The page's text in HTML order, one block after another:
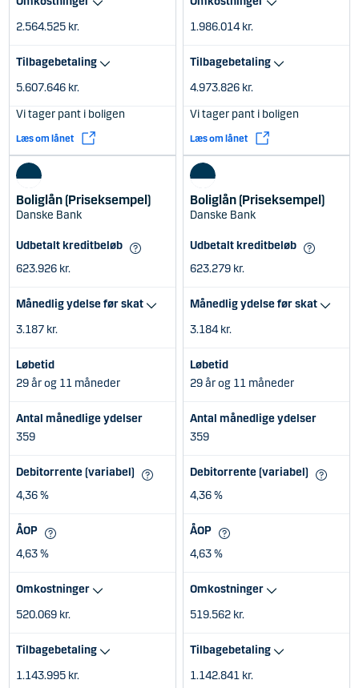
2.564.525 kr.
Tilbagebetaling
5.607.646 kr.
Vi tager pant i boligen
Læs om lånet
Boliglån (Priseksempel)
Danske Bank
Udbetalt kreditbeløb
623.926 kr.
Månedlig ydelse før skat
3.187 kr.
Løbetid
29 år og 11 måneder
Antal månedlige ydelser
359
Debitorrente (variabel)
4,36 %
ÅOP
4,63 %
Omkostninger
520.069 kr.
Tilbagebetaling
1.143.995 kr.
1.986.014 kr.
Tilbagebetaling
4.973.826 kr.
Vi tager pant i boligen
Læs om lånet
Boliglån (Priseksempel)
Danske Bank
Udbetalt kreditbeløb
623.279 kr.
Månedlig ydelse før skat
3.184 kr.
Løbetid
29 år og 11 måneder
Antal månedlige ydelser
359
Debitorrente (variabel)
4,36 %
ÅOP
4,63 %
Omkostninger
519.562 kr.
Tilbagebetaling
1.142.841 kr.